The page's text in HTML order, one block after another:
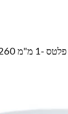
מ"מ 260 גרם